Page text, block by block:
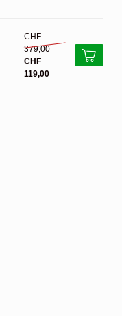
CHF
379,00
CHF
119,00